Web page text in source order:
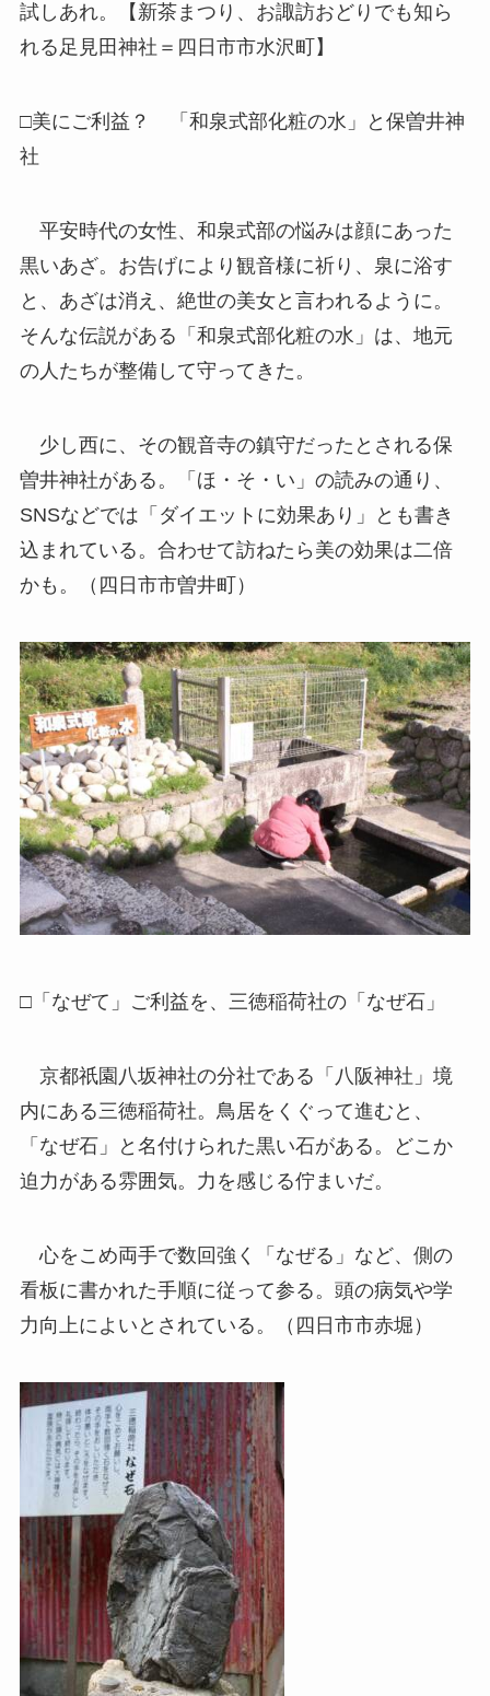
試しあれ。【新茶まつり、お諏訪おどりでも知ら
れる足見田神社＝四日市市水沢町】
□美にご利益？ 「和泉式部化粧の水」と保曽井神
社
平安時代の女性、和泉式部の悩みは顔にあった
黒いあざ。お告げにより観音様に祈り、泉に浴す
と、あざは消え、絶世の美女と言われるように。
そんな伝説がある「和泉式部化粧の水」は、地元
の人たちが整備して守ってきた。
少し西に、その観音寺の鎮守だったとされる保
曽井神社がある。「ほ・そ・い」の読みの通り、
SNSなどでは「ダイエットに効果あり」とも書き
込まれている。合わせて訪ねたら美の効果は二倍
かも。（四日市市曽井町）
□「なぜて」ご利益を、三徳稲荷社の「なぜ石」
京都祇園八坂神社の分社である「八阪神社」境
内にある三徳稲荷社。鳥居をくぐって進むと、
「なぜ石」と名付けられた黒い石がある。どこか
迫力がある雰囲気。力を感じる佇まいだ。
心をこめ両手で数回強く「なぜる」など、側の
看板に書かれた手順に従って参る。頭の病気や学
力向上によいとされている。（四日市市赤堀）